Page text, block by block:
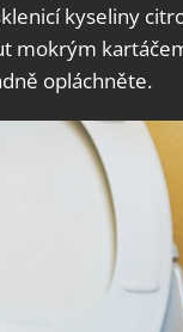
kyseliny
mokrým
opláchněte.